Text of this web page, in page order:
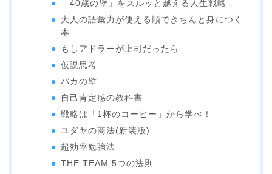
「40歳の壁」をスルッと越える人生戦略
大人の語彙力が使える順できちんと身につく
本
もしアドラーが上司だったら
仮説思考
バカの壁
自己肯定感の教科書
戦略は「1杯のコーヒー」から学べ！
ユダヤの商法(新装版)
超効率勉強法
THE TEAM 5つの法則